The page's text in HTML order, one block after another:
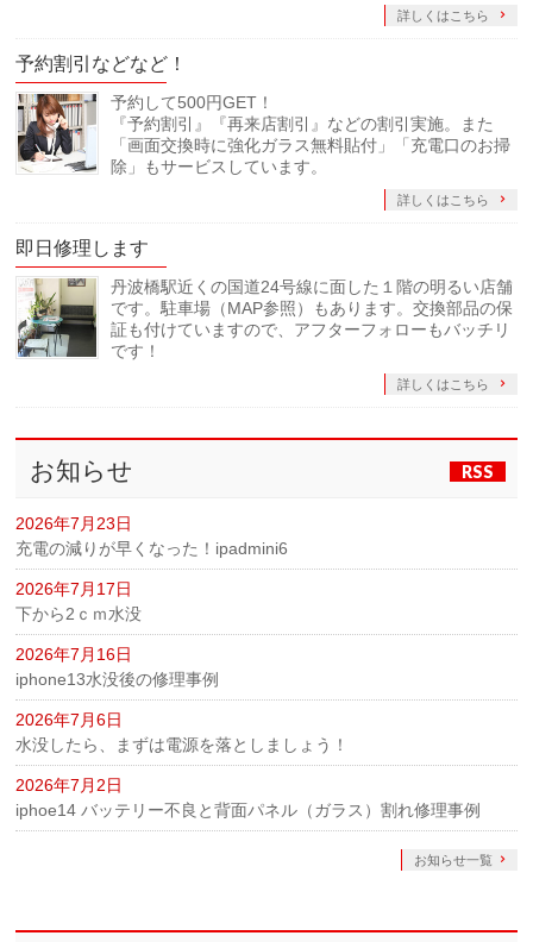
詳しくはこちら
予約割引などなど！
予約して500円GET！
『予約割引』『再来店割引』などの割引実施。また
「画面交換時に強化ガラス無料貼付」「充電口のお掃
除」もサービスしています。
詳しくはこちら
即日修理します
丹波橋駅近くの国道24号線に面した１階の明るい店舗
です。駐車場（MAP参照）もあります。交換部品の保
証も付けていますので、アフターフォローもバッチリ
です！
詳しくはこちら
お知らせ RSS
2026年7月23日
充電の減りが早くなった！ipadmini6
2026年7月17日
下から2ｃｍ水没
2026年7月16日
iphone13水没後の修理事例
2026年7月6日
水没したら、まずは電源を落としましょう！
2026年7月2日
iphoe14 バッテリー不良と背面パネル（ガラス）割れ修理事例
お知らせ一覧